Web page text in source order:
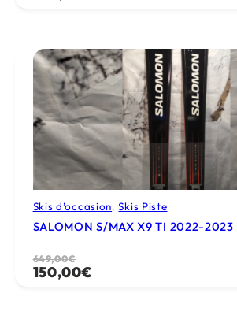
550,00€.
100,00€.
Skis d’occasion, Skis Piste
SALOMON S/MAX X9 TI 2022-2023
649,00€
Le
prix
150,00€
Le
prix